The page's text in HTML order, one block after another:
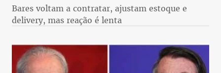
Bares voltam a contratar, ajustam estoque e
delivery, mas reação é lenta